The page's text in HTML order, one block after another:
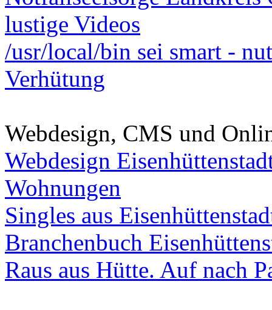
lustige Videos
/usr/local/bin sei smart -
Verhütung
Webdesign, CMS und
Webdesign
Wohnungen
Singles aus
Branchenbuch
Raus aus Hütte. Auf nach